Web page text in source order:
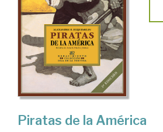
Piratas de la América